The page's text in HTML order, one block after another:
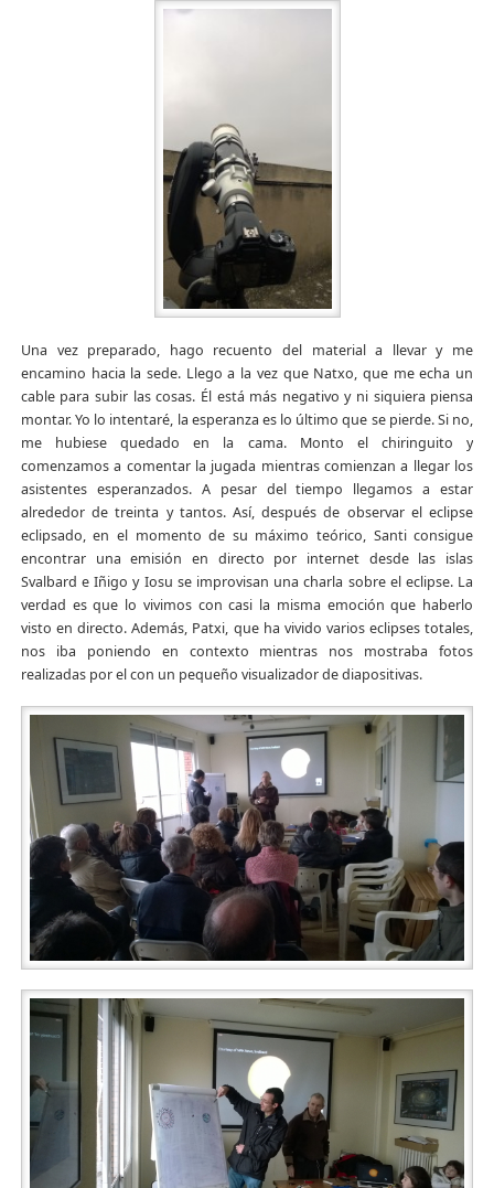
Una vez preparado, hago recuento del material a llevar y me
encamino hacia la sede. Llego a la vez que Natxo, que me echa un
cable para subir las cosas. Él está más negativo y ni siquiera piensa
montar. Yo lo intentaré, la esperanza es lo último que se pierde. Si no,
me hubiese quedado en la cama. Monto el chiringuito y
comenzamos a comentar la jugada mientras comienzan a llegar los
asistentes esperanzados. A pesar del tiempo llegamos a estar
alrededor de treinta y tantos. Así, después de observar el eclipse
eclipsado, en el momento de su máximo teórico, Santi consigue
encontrar una emisión en directo por internet desde las islas
Svalbard e Iñigo y Iosu se improvisan una charla sobre el eclipse. La
verdad es que lo vivimos con casi la misma emoción que haberlo
visto en directo. Además, Patxi, que ha vivido varios eclipses totales,
nos iba poniendo en contexto mientras nos mostraba fotos
realizadas por el con un pequeño visualizador de diapositivas.